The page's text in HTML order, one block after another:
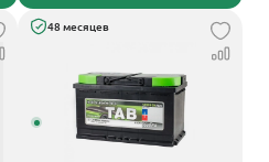
48 месяцев